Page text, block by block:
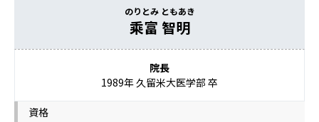
乘富 智明
のりとみ ともあき
院長
1989年 久留米大医学部 卒
資格